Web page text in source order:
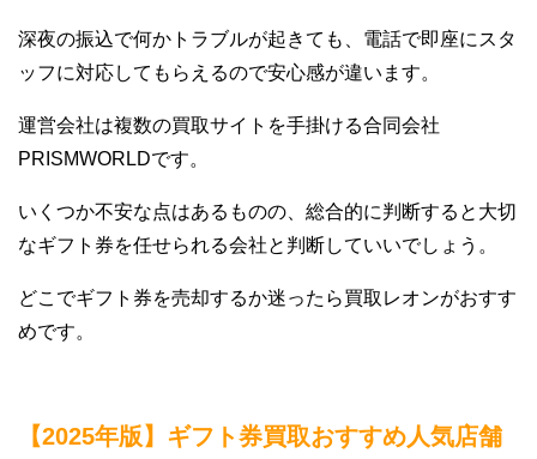
深夜の振込で何かトラブルが起きても、電話で即座にスタ
ッフに対応してもらえるので安心感が違います。
運営会社は複数の買取サイトを手掛ける合同会社
PRISMWORLDです。
いくつか不安な点はあるものの、総合的に判断すると大切
なギフト券を任せられる会社と判断していいでしょう。
どこでギフト券を売却するか迷ったら買取レオンがおすす
めです。
【2025年版】ギフト券買取おすすめ人気店舗